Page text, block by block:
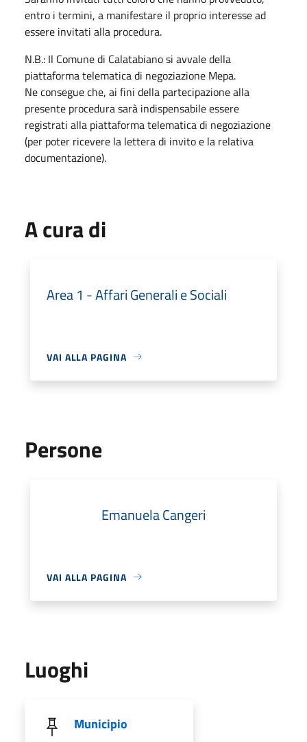
entro i termini, a manifestare il proprio interesse ad
essere invitati alla procedura.
N.B.: Il Comune di Calatabiano si avvale della
piattaforma telematica di negoziazione Mepa.
Ne consegue che, ai fini della partecipazione alla
presente procedura sarà indispensabile essere
registrati alla piattaforma telematica di negoziazione
(per poter ricevere la lettera di invito e la relativa
documentazione).
A cura di
Area 1 - Affari Generali e Sociali
VAI ALLA PAGINA
Persone
Emanuela Cangeri
VAI ALLA PAGINA
Luoghi
Municipio